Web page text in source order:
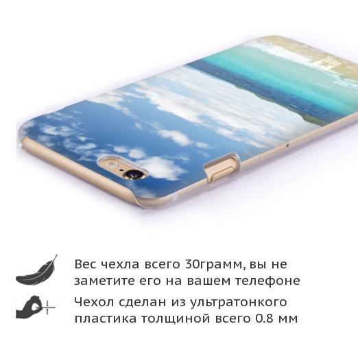
Вес чехла всего 30грамм, вы не
заметите его на вашем телефоне
Чехол сделан из ультратонкого
пластика толщиной всего 0.8 мм